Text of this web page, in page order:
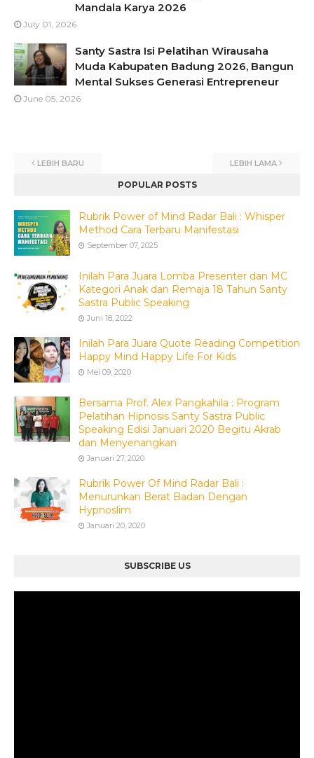
Mandala Karya 2026
July 01, 2026
Santy Sastra Isi Pelatihan Wirausaha
Muda Kabupaten Badung 2026, Bangun
Mental Sukses Generasi Entrepreneur
June 05, 2026
LEBIH BARU LEBIH LAMA
POPULAR POSTS
Rubrik Power of Mind Radar Bali : Whisper
Method Cara Terbaru Manifestasi
September 07, 2025
Inilah Para Juara Lomba Presenter dan MC
Kategori Anak dan Remaja 18 Tahun Santy
Sastra Public Speaking
Juni 18, 2022
Inilah Para Juara Quote Reading Competition
Happy Mind Happy Life For Kids
Mei 09, 2020
Bersama Prof. Alex Pangkahila : Program
Pelatihan Hipnosis Santy Sastra Public
Speaking Edisi Januari 2020 Begitu Akrab
dan Menyenangkan
Januari 27, 2020
Rubrik Power Of Mind Radar Bali :
Menurunkan Berat Badan Dengan
Hypnoslim
Januari 20, 2020
SUBSCRIBE US